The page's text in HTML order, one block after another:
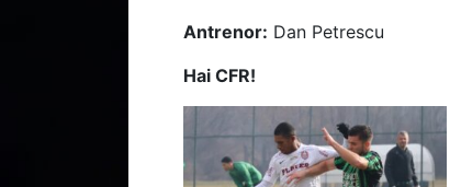
Antrenor: Dan Petrescu
Hai CFR!